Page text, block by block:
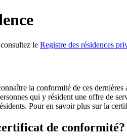
le Registre des résidences
la conformité de ces
qui y résident une offre de
Pour en savoir plus sur la
de conformité?